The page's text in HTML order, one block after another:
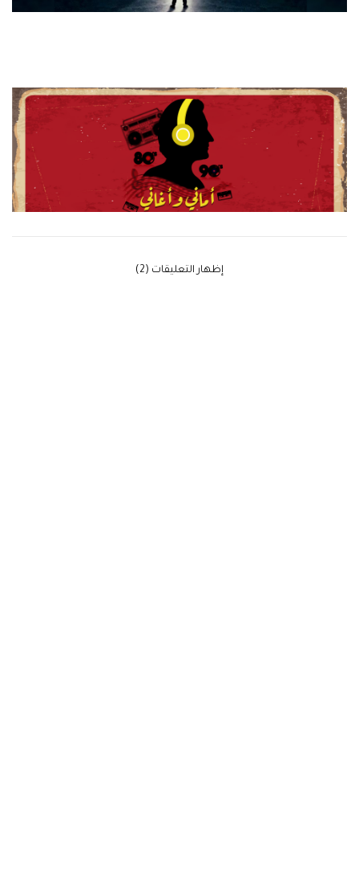
‫إظهار التعليقات (2)